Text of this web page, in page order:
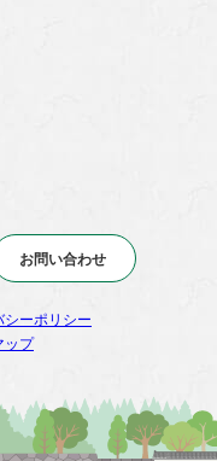
お問い合わせ
シーポリシー
ップ